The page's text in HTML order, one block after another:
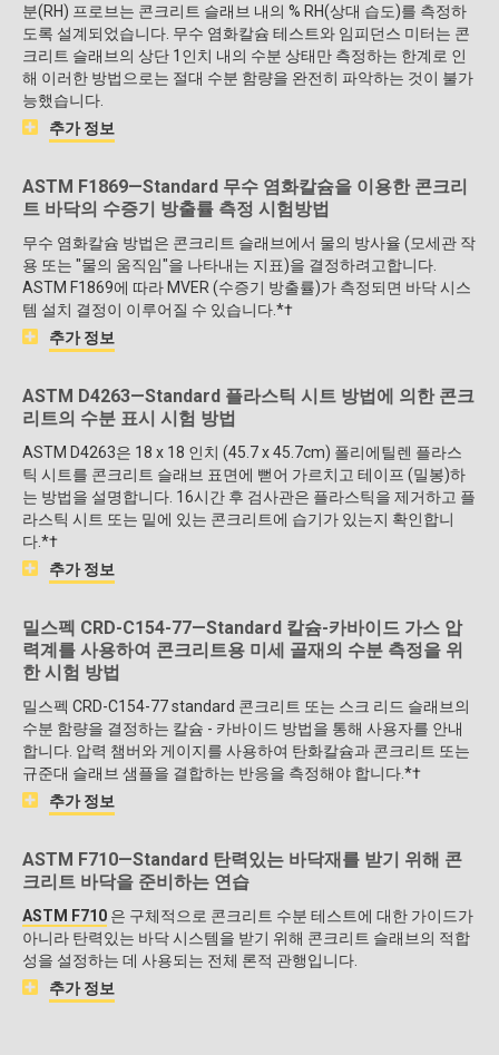
분(RH) 프로브는 콘크리트 슬래브 내의 % RH(상대 습도)를 측정하
도록 설계되었습니다. 무수 염화칼슘 테스트와 임피던스 미터는 콘
크리트 슬래브의 상단 1인치 내의 수분 상태만 측정하는 한계로 인
해 이러한 방법으로는 절대 수분 함량을 완전히 파악하는 것이 불가
능했습니다.
추가 정보
ASTM F1869—Standard 무수 염화칼슘을 이용한 콘크리
트 바닥의 수증기 방출률 측정 시험방법
무수 염화칼슘 방법은 콘크리트 슬래브에서 물의 방사율 (모세관 작
용 또는 "물의 움직임"을 나타내는 지표)을 결정하려고합니다.
ASTM F1869에 따라 MVER (수증기 방출률)가 측정되면 바닥 시스
템 설치 결정이 이루어질 수 있습니다.*†
추가 정보
ASTM D4263—Standard 플라스틱 시트 방법에 의한 콘크
리트의 수분 표시 시험 방법
ASTM D4263은 18 x 18 인치 (45.7 x 45.7cm) 폴리에틸렌 플라스
틱 시트를 콘크리트 슬래브 표면에 뻗어 가르치고 테이프 (밀봉)하
는 방법을 설명합니다. 16시간 후 검사관은 플라스틱을 제거하고 플
라스틱 시트 또는 밑에 있는 콘크리트에 습기가 있는지 확인합니
다.*†
추가 정보
밀스펙 CRD-C154-77—Standard 칼슘-카바이드 가스 압
력계를 사용하여 콘크리트용 미세 골재의 수분 측정을 위
한 시험 방법
밀스펙 CRD-C154-77 standard 콘크리트 또는 스크 리드 슬래브의
수분 함량을 결정하는 칼슘 - 카바이드 방법을 통해 사용자를 안내
합니다. 압력 챔버와 게이지를 사용하여 탄화칼슘과 콘크리트 또는
규준대 슬래브 샘플을 결합하는 반응을 측정해야 합니다.*†
추가 정보
ASTM F710—Standard 탄력있는 바닥재를 받기 위해 콘
크리트 바닥을 준비하는 연습
ASTM F710 은 구체적으로 콘크리트 수분 테스트에 대한 가이드가
아니라 탄력있는 바닥 시스템을 받기 위해 콘크리트 슬래브의 적합
성을 설정하는 데 사용되는 전체 론적 관행입니다.
추가 정보